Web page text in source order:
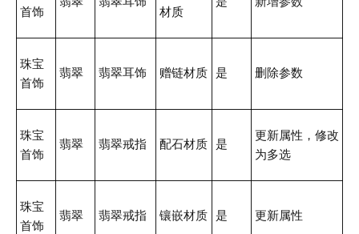
首饰
材质
珠宝
首饰
翡翠 翡翠耳饰 赠链材质 是 删除参数
珠宝
首饰
翡翠 翡翠戒指 配石材质 是
更新属性，修改
为多选
珠宝
首饰
翡翠 翡翠戒指 镶嵌材质 是 更新属性